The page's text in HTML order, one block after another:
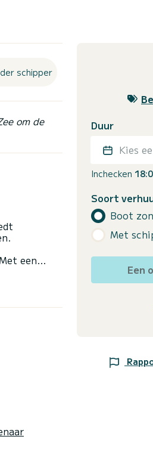
schipper
om de
een
met name
Duur
Kies
Inchecken
Soort
Boot
Met
Een